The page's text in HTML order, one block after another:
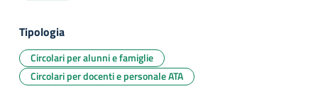
Tipologia
Circolari per alunni e famiglie
Circolari per docenti e personale ATA